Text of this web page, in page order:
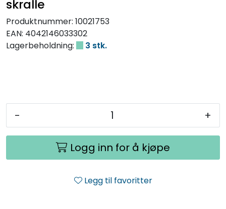
skralle
Produktnummer: 10021753
EAN: 4042146033302
Lagerbeholdning:
3 stk.
- +
Logg inn for å kjøpe
Legg til favoritter